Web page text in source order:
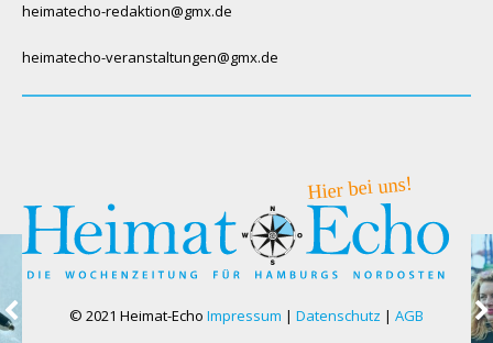
heimatecho-redaktion@gmx.de
heimatecho-veranstaltungen@gmx.de
© 2021 Heimat-Echo Impressum | Datenschutz | AGB